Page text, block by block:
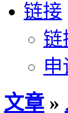
链接
链
文章 »